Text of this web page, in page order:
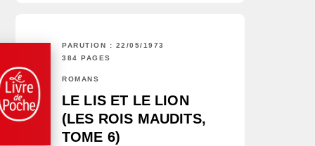
PARUTION : 22/05/1973
384 PAGES
ROMANS
LE LIS ET LE LION
(LES ROIS MAUDITS,
TOME 6)